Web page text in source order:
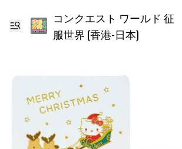
コンクエスト ワールド 征
服世界 (香港-日本)